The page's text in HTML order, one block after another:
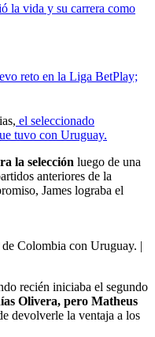
la vida y su carrera como
reto en la Liga BetPlay;
el seleccionado
tuvo con Uruguay.
la selección luego de una
anteriores de la
James lograba el
Colombia con Uruguay. |
recién iniciaba el segundo
Olivera, pero Matheus
devolverle la ventaja a los